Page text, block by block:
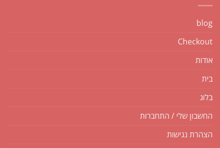
blog
Checkout
אודות
בית
בלוג
החשבון שלי / התחברות
הצהרת נגישות